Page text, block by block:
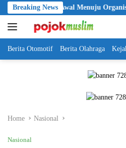
Skip
to
content
Breaking News
Awal Menuju Organisasi yang
Berita Otomotif Berita Olahraga
Home Nasional
Nasional